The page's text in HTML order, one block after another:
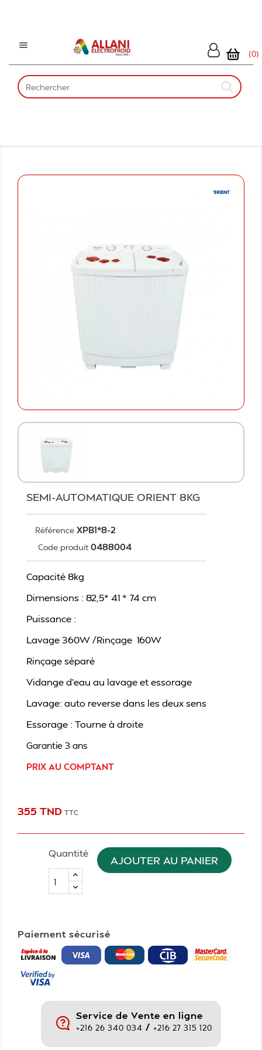

(0)
SEMI-AUTOMATIQUE ORIENT 8KG
Référence XPB1*8-2
Code produit 0488004
Capacité 8kg
Dimensions : 82,5* 41 * 74 cm
Puissance :
Lavage 360W /Rinçage 160W
Rinçage séparé
Vidange d’eau au lavage et essorage
Lavage: auto reverse dans les deux sens
Essorage : Tourne à droite
Garantie 3 ans
PRIX AU COMPTANT
355 TND TTC
Quantité
AJOUTER AU PANIER
Paiement sécurisé
Service de Vente en ligne
+216 26 340 034 / +216 27 315 120